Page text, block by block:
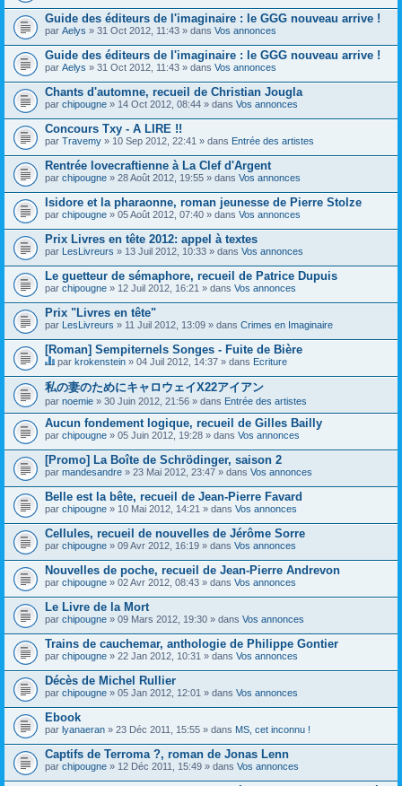
Guide des éditeurs de l'imaginaire : le GGG nouveau arrive !
par Aelys » 31 Oct 2012, 11:43 » dans Vos annonces
Guide des éditeurs de l'imaginaire : le GGG nouveau arrive !
par Aelys » 31 Oct 2012, 11:43 » dans Vos annonces
Chants d'automne, recueil de Christian Jougla
par chipougne » 14 Oct 2012, 08:44 » dans Vos annonces
Concours Txy - A LIRE !!
par Travemy » 10 Sep 2012, 22:41 » dans Entrée des artistes
Rentrée lovecraftienne à La Clef d'Argent
par chipougne » 28 Août 2012, 19:55 » dans Vos annonces
Isidore et la pharaonne, roman jeunesse de Pierre Stolze
par chipougne » 05 Août 2012, 07:40 » dans Vos annonces
Prix Livres en tête 2012: appel à textes
par LesLivreurs » 13 Juil 2012, 10:33 » dans Vos annonces
Le guetteur de sémaphore, recueil de Patrice Dupuis
par chipougne » 12 Juil 2012, 16:21 » dans Vos annonces
Prix "Livres en tête"
par LesLivreurs » 11 Juil 2012, 13:09 » dans Crimes en Imaginaire
[Roman] Sempiternels Songes - Fuite de Bière
C
e
s
u
j
e
t
o
n
t
i
e
n
t
u
n
o
n
d
a
g
e
par krokenstein » 04 Juil 2012, 14:37 » dans Ecriture
私の妻のためにキャロウェイX22アイアン
par noemie » 30 Juin 2012, 21:56 » dans Entrée des artistes
Aucun fondement logique, recueil de Gilles Bailly
par chipougne » 05 Juin 2012, 19:28 » dans Vos annonces
[Promo] La Boîte de Schrödinger, saison 2
par mandesandre » 23 Mai 2012, 23:47 » dans Vos annonces
Belle est la bête, recueil de Jean-Pierre Favard
par chipougne » 10 Mai 2012, 14:21 » dans Vos annonces
Cellules, recueil de nouvelles de Jérôme Sorre
par chipougne » 09 Avr 2012, 16:19 » dans Vos annonces
Nouvelles de poche, recueil de Jean-Pierre Andrevon
par chipougne » 02 Avr 2012, 08:43 » dans Vos annonces
Le Livre de la Mort
par chipougne » 09 Mars 2012, 19:30 » dans Vos annonces
Trains de cauchemar, anthologie de Philippe Gontier
par chipougne » 22 Jan 2012, 10:31 » dans Vos annonces
Décès de Michel Rullier
par chipougne » 05 Jan 2012, 12:01 » dans Vos annonces
Ebook
par lyanaeran » 23 Déc 2011, 15:55 » dans MS, cet inconnu !
Captifs de Terroma ?, roman de Jonas Lenn
par chipougne » 12 Déc 2011, 15:49 » dans Vos annonces